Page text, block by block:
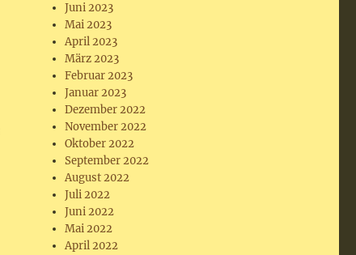
Juni 2023
Mai 2023
April 2023
März 2023
Februar 2023
Januar 2023
Dezember 2022
November 2022
Oktober 2022
September 2022
August 2022
Juli 2022
Juni 2022
Mai 2022
April 2022